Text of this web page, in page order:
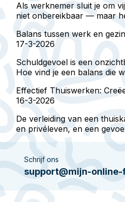
Als werknemer sluit je om
niet onbereikbaar — maar
Balans tussen werk en
17-3-2026
Schuldgevoel is een
Hoe vind je een balans die
Effectief Thuiswerken:
16-3-2026
De verleiding van een
en privéleven, en een
Schrijf ons
support@mijn-